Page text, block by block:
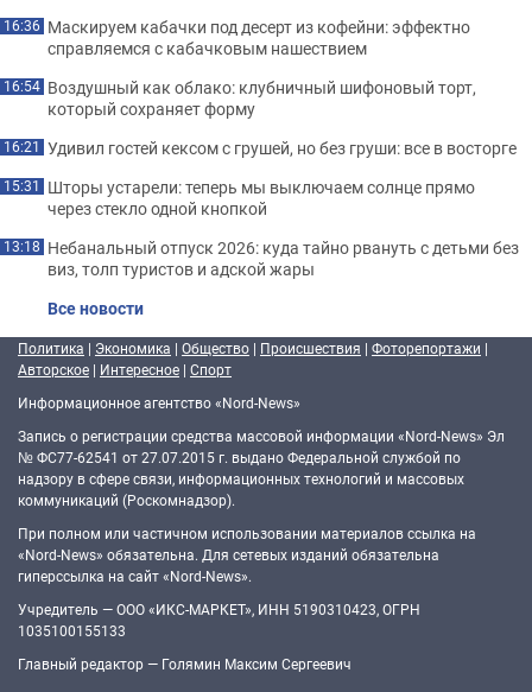
16:36 Маскируем кабачки под десерт из кофейни: эффектно
справляемся с кабачковым нашествием
16:54 Воздушный как облако: клубничный шифоновый торт,
который сохраняет форму
16:21 Удивил гостей кексом с грушей, но без груши: все в восторге
15:31 Шторы устарели: теперь мы выключаем солнце прямо
через стекло одной кнопкой
13:18 Небанальный отпуск 2026: куда тайно рвануть с детьми без
виз, толп туристов и адской жары
Все новости
Политика | Экономика | Общество | Происшествия | Фоторепортажи |
Авторское | Интересное | Спорт
Информационное агентство «Nord-News»
Запись о регистрации средства массовой информации «Nord-News» Эл
№ ФС77-62541 от 27.07.2015 г. выдано Федеральной службой по
надзору в сфере связи, информационных технологий и массовых
коммуникаций (Роскомнадзор).
При полном или частичном использовании материалов ссылка на
«Nord-News» обязательна. Для сетевых изданий обязательна
гиперссылка на сайт «Nord-News».
Учредитель — ООО «ИКС-МАРКЕТ», ИНН 5190310423, ОГРН
1035100155133
Главный редактор — Голямин Максим Сергеевич